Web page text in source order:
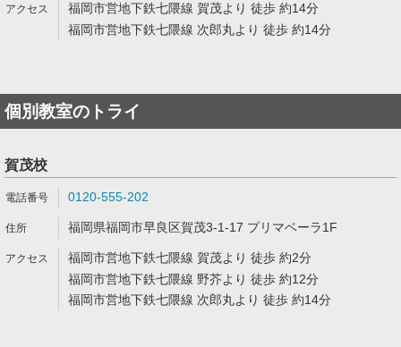
福岡市営地下鉄七隈線 賀茂より 徒歩 約14分
福岡市営地下鉄七隈線 次郎丸より 徒歩 約14分
個別教室のトライ
賀茂校
0120-555-202
福岡県福岡市早良区賀茂3-1-17 プリマベーラ1F
福岡市営地下鉄七隈線 賀茂より 徒歩 約2分
福岡市営地下鉄七隈線 野芥より 徒歩 約12分
福岡市営地下鉄七隈線 次郎丸より 徒歩 約14分